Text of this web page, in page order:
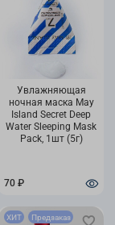
Увлажняющая
ночная маска May
Island Secret Deep
Water Sleeping Mask
Pack, 1шт (5г)
70 ₽
ХИТ Предзаказ